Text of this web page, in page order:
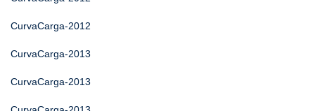
CurvaCarga-2012
CurvaCarga-2013
CurvaCarga-2013